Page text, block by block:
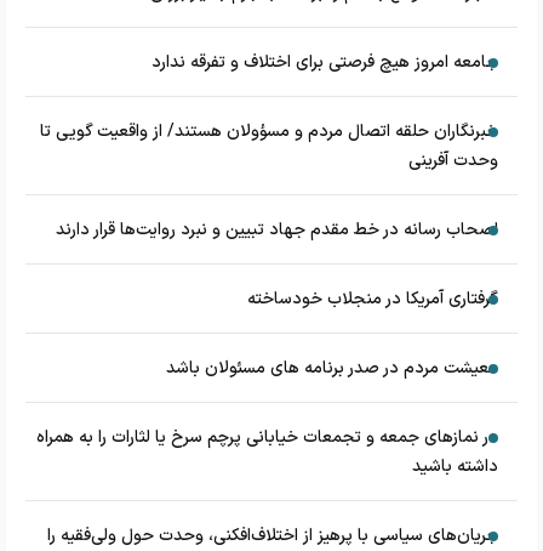
جامعه امروز هیچ فرصتی برای اختلاف و تفرقه ندارد
خبرنگاران حلقه اتصال مردم و مسؤولان هستند/ از واقعیت گویی تا
وحدت آفرینی
اصحاب رسانه در خط مقدم جهاد تبیین و نبرد روایت‌ها قرار دارند
گرفتاری آمریکا در منجلاب خودساخته
معیشت مردم در صدر برنامه های مسئولان باشد
در نماز‌های جمعه و تجمعات خیابانی پرچم سرخ یا لثارات را به همراه
داشته باشید
جریان‌های سیاسی با پرهیز از اختلاف‌افکنی، وحدت حول ولی‌فقیه را